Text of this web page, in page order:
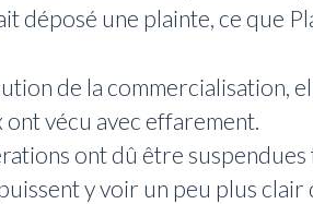
déposé une plainte, ce que
de la commercialisation,
vécu avec effarement.
ont dû être suspendues
y voir un peu plus clair